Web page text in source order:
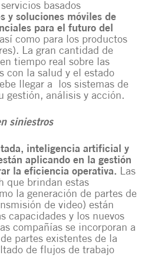
basados
y soluciones móviles de
para elfuturo del
como para los productos
La gran cantidad de
tiempo real sobre las
con la salud y el estado
llegar a los sistemas de
gestión, análisis y acción.
siniestros
inteligencia artificial y
aplicando en lagestión
la eficiencia operativa. Las
que brindan estas
la generación de partes de
de video) están
capacidades y los nuevos
compañías se incorporan a
partes existentes de la
de flujos de trabajo